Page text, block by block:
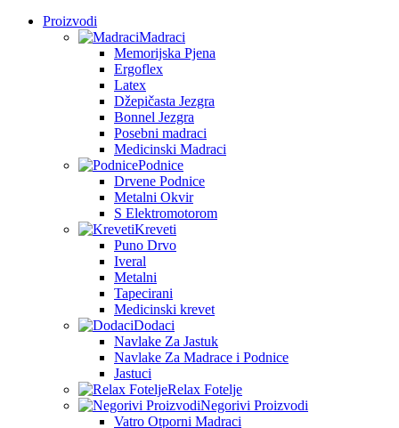
Proizvodi
Madraci
Memorijska Pjena
Ergoflex
Latex
Džepičasta Jezgra
Bonnel Jezgra
Posebni madraci
Medicinski Madraci
Podnice
Drvene Podnice
Metalni Okvir
S Elektromotorom
Kreveti
Puno Drvo
Iveral
Metalni
Tapecirani
Medicinski krevet
Dodaci
Navlake Za Jastuk
Navlake Za Madrace i Podnice
Jastuci
Relax Fotelje
Negorivi Proizvodi
Vatro Otporni Madraci